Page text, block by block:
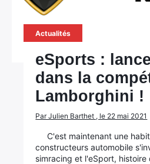
Actualités
eSports :
dans la
Lamborghini !
Par Julien Barthet , le 22 mai 2021
C'est maintenant une
constructeurs automobile
simracing et l'eSport, histoire